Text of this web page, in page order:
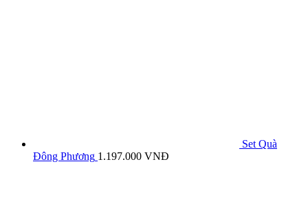
Set Quà
Đông Phương 1.197.000 VNĐ